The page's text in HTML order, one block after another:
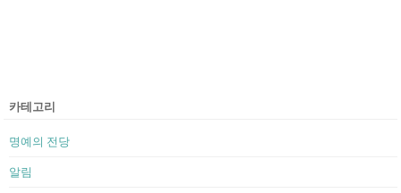
카테고리
명예의 전당
알림